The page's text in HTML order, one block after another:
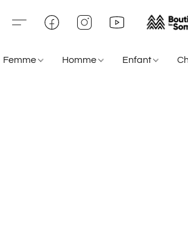
Femme Homme Enfant